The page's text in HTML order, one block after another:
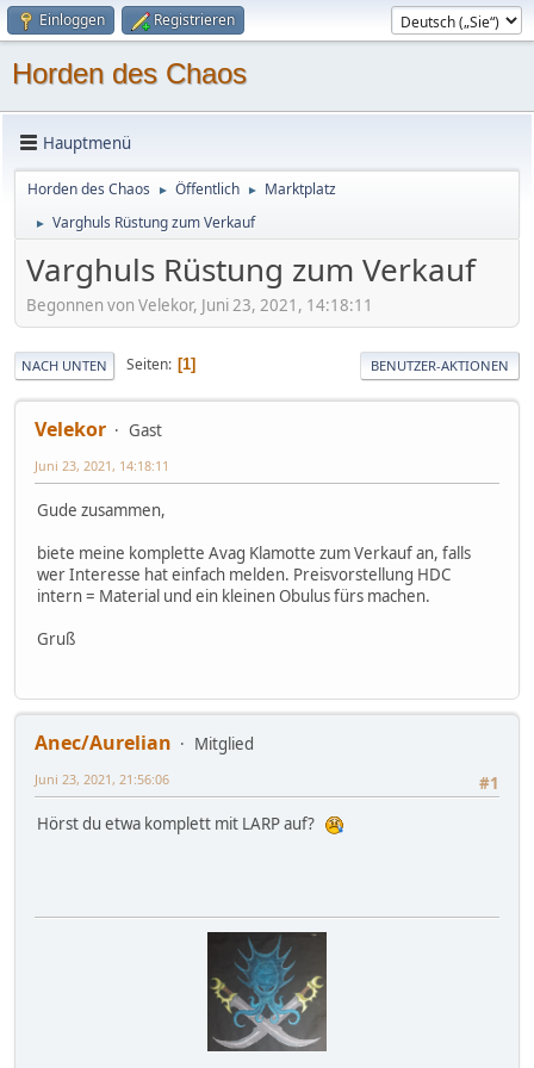
Einloggen Registrieren
Horden des Chaos
Hauptmenü
Horden des Chaos ► Öffentlich ► Marktplatz
► Varghuls Rüstung zum Verkauf
Varghuls Rüstung zum Verkauf
Begonnen von Velekor, Juni 23, 2021, 14:18:11
NACH UNTEN Seiten 1 BENUTZER-AKTIONEN
Velekor Gast
Juni 23, 2021, 14:18:11
Gude zusammen,
biete meine komplette Avag Klamotte zum Verkauf an, falls
wer Interesse hat einfach melden. Preisvorstellung HDC
intern = Material und ein kleinen Obulus fürs machen.
Gruß
Anec/Aurelian
Mitglied
#1
Juni 23, 2021, 21:56:06
Hörst du etwa komplett mit LARP auf?